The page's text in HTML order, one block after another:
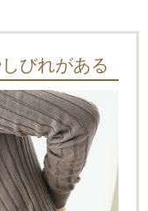
びれがある